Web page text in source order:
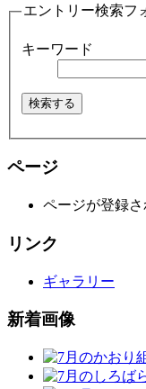
エントリー検索フ
キーワード
ページ
ページが登録さ
リンク
ギャラリー
新着画像